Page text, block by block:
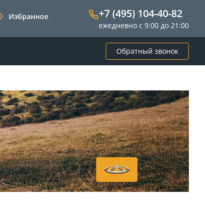
Избранное +7 (495) 104-40-82
ежедневно с 9:00 до 21:00
Обратный звонок